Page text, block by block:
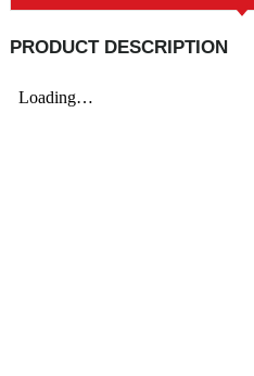
PRODUCT DESCRIPTION